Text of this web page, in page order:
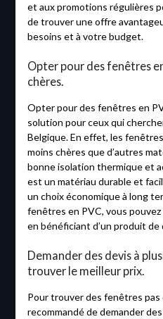
et aux promotions régulières
de trouver une offre
besoins et à votre budget.
Opter pour des fenêtres
chères.
Opter pour des fenêtres en
solution pour ceux qui
Belgique. En effet, les
moins chères que d’autres
bonne isolation thermique et
est un matériau durable et
un choix économique à long
fenêtres en PVC, vous
en bénéficiant d’un produit
Demander des devis à
trouver le meilleur prix.
Pour trouver des fenêtres pas
recommandé de demander